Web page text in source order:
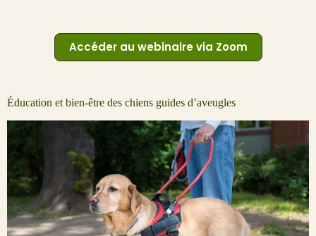
Accéder au webinaire via Zoom
Éducation et bien-être des chiens guides d’aveugles